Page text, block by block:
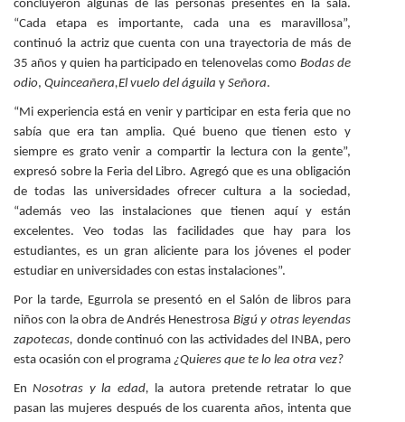
concluyeron algunas de las personas presentes en la sala.
“Cada etapa es importante, cada una es maravillosa”,
continuó la actriz que cuenta con una trayectoria de más de
35 años y quien ha participado en telenovelas como Bodas de
odio, Quinceañera,El vuelo del águila y Señora.
“Mi experiencia está en venir y participar en esta feria que no
sabía que era tan amplia. Qué bueno que tienen esto y
siempre es grato venir a compartir la lectura con la gente”,
expresó sobre la Feria del Libro. Agregó que es una obligación
de todas las universidades ofrecer cultura a la sociedad,
“además veo las instalaciones que tienen aquí y están
excelentes. Veo todas las facilidades que hay para los
estudiantes, es un gran aliciente para los jóvenes el poder
estudiar en universidades con estas instalaciones”.
Por la tarde, Egurrola se presentó en el Salón de libros para
niños con la obra de Andrés Henestrosa Bigú y otras leyendas
zapotecas, donde continuó con las actividades del INBA, pero
esta ocasión con el programa ¿Quieres que te lo lea otra vez?
EnNosotras y la edad, la autora pretende retratar lo que
pasan las mujeres después de los cuarenta años, intenta que